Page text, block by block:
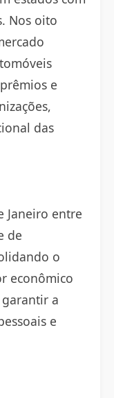
Nos oito
e
das
Janeiro entre
de
o
econômico
a
e